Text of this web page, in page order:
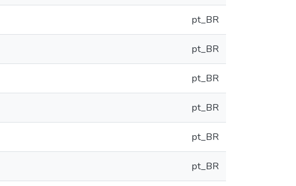
pt_BR
pt_BR
pt_BR
pt_BR
pt_BR
pt_BR